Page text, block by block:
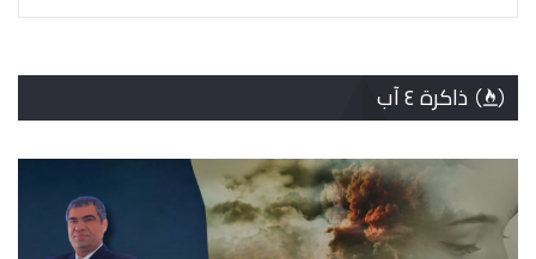
ذاكرة ٤ آب